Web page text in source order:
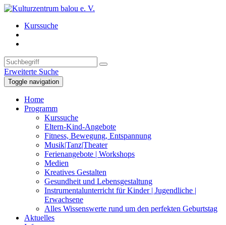
Kurssuche
Erweiterte Suche
Toggle navigation
Home
Programm
Kurssuche
Eltern-Kind-Angebote
Fitness, Bewegung, Entspannung
Musik|Tanz|Theater
Ferienangebote | Workshops
Medien
Kreatives Gestalten
Gesundheit und Lebensgestaltung
Instrumentalunterricht für Kinder | Jugendliche |
Erwachsene
Alles Wissenswerte rund um den perfekten Geburtstag
Aktuelles